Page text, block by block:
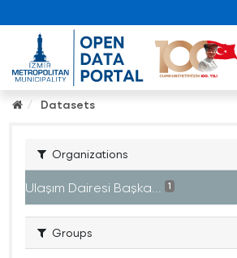
Datasets
Organizations
Ulaşım Dairesi Başka... 1
Groups